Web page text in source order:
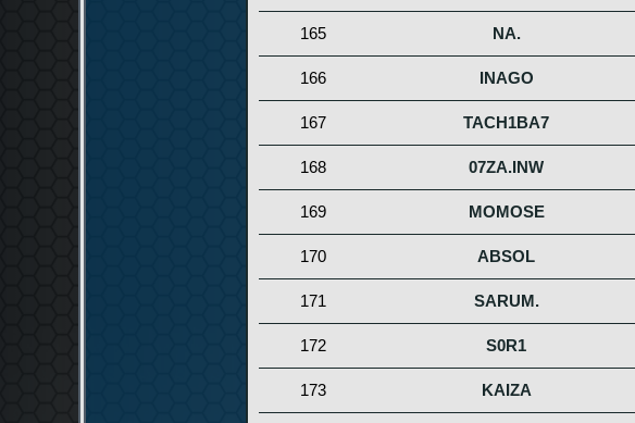
165 NA.
166 INAGO
167 TACH1BA7
168 07ZA.INW
169 MOMOSE
170 ABSOL
171 SARUM.
172 S0R1
173 KAIZA